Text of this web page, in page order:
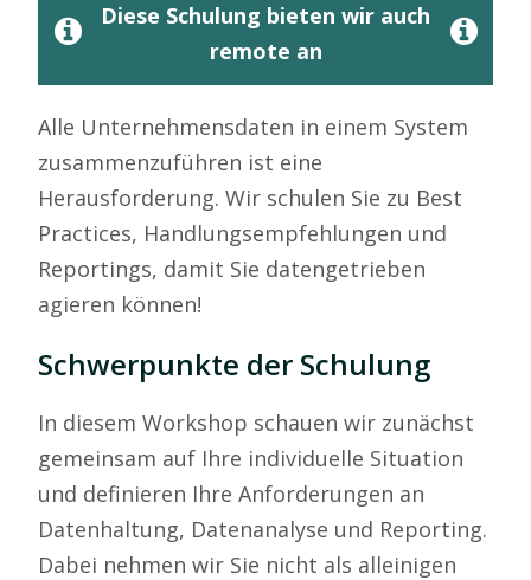
Diese Schulung bieten wir auch
remote an
Alle Unternehmensdaten in einem System
zusammenzuführen ist eine
Herausforderung. Wir schulen Sie zu Best
Practices, Handlungsempfehlungen und
Reportings, damit Sie datengetrieben
agieren können!
Schwerpunkte der Schulung
In diesem Workshop schauen wir zunächst
gemeinsam auf Ihre individuelle Situation
und definieren Ihre Anforderungen an
Datenhaltung, Datenanalyse und Reporting.
Dabei nehmen wir Sie nicht als alleinigen